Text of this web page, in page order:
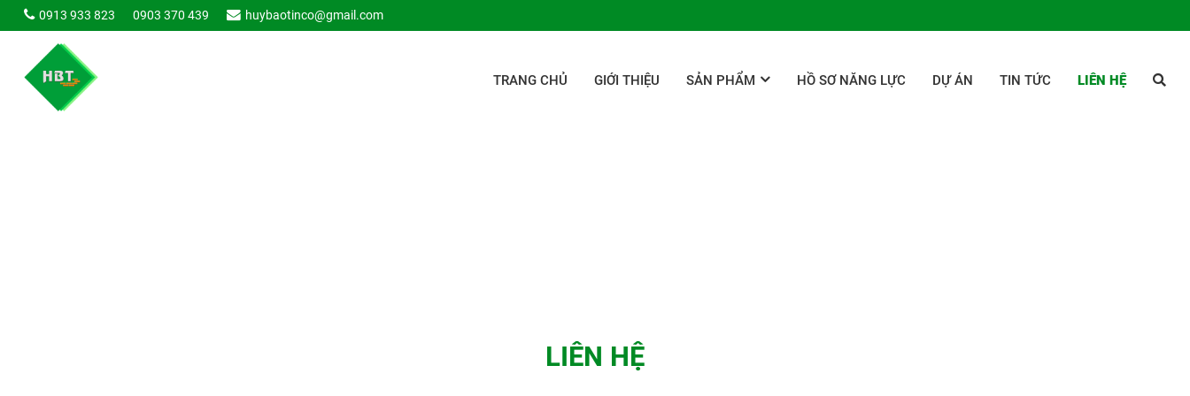
0913 933 823 0903 370 439 huybaotinco@gmail.com
TRANG CHỦ GIỚI THIỆU SẢN PHẨM HỒ SƠ NĂNG LỰC DỰ ÁN TIN TỨC LIÊN HỆ
LIÊN HỆ